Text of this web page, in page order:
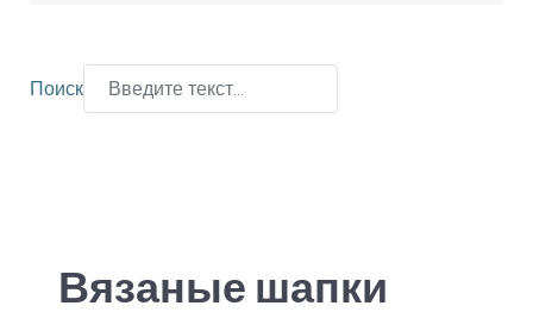
Поиск
Вязаные шапки